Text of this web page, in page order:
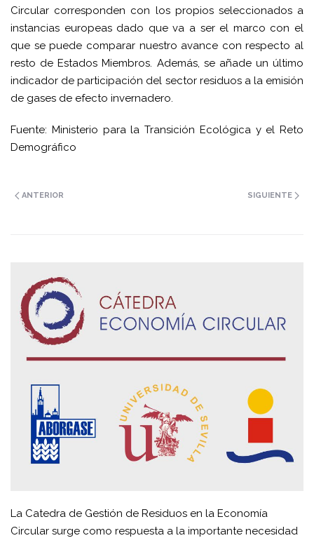
Circular corresponden con los propios seleccionados a
instancias europeas dado que va a ser el marco con el
que se puede comparar nuestro avance con respecto al
resto de Estados Miembros. Además, se añade un último
indicador de participación del sector residuos a la emisión
de gases de efecto invernadero.
Fuente: Ministerio para la Transición Ecológica y el Reto
Demográfico
ANTERIOR SIGUIENTE
La Catedra de Gestión de Residuos en la Economía
Circular surge como respuesta a la importante necesidad